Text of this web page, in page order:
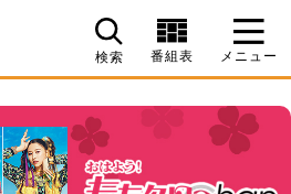
検索 番組表 メニュー